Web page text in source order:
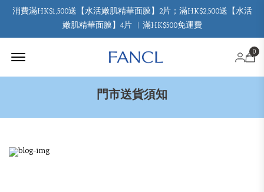
消費滿HK$1,500送【水活嫩肌精華面膜】2片；滿HK$2,500送【水活
嫩肌精華面膜】4片 ︳滿HK$500免運費
0
門市送貨須知